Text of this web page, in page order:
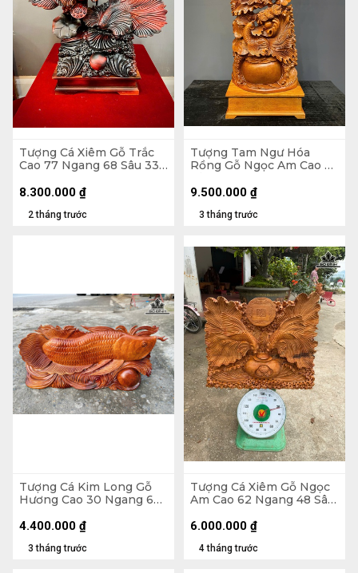
Tượng Cá Xiêm Gỗ Trắc
Cao 77 Ngang 68 Sâu 33
2 tháng trước
8.300.000 ₫
Tượng Tam Ngư Hóa
Rồng Gỗ Ngọc Am Cao Cả
(cm) - Kỷ Cao 15 (cm)
3 tháng trước
9.500.000 ₫
Tượng Cá Kim Long Gỗ
Hương Cao 30 Ngang 66
3 tháng trước
4.400.000 ₫
Tượng Cá Xiêm Gỗ Ngọc
Am Cao 62 Ngang 48 Sâu
4 tháng trước
6.000.000 ₫